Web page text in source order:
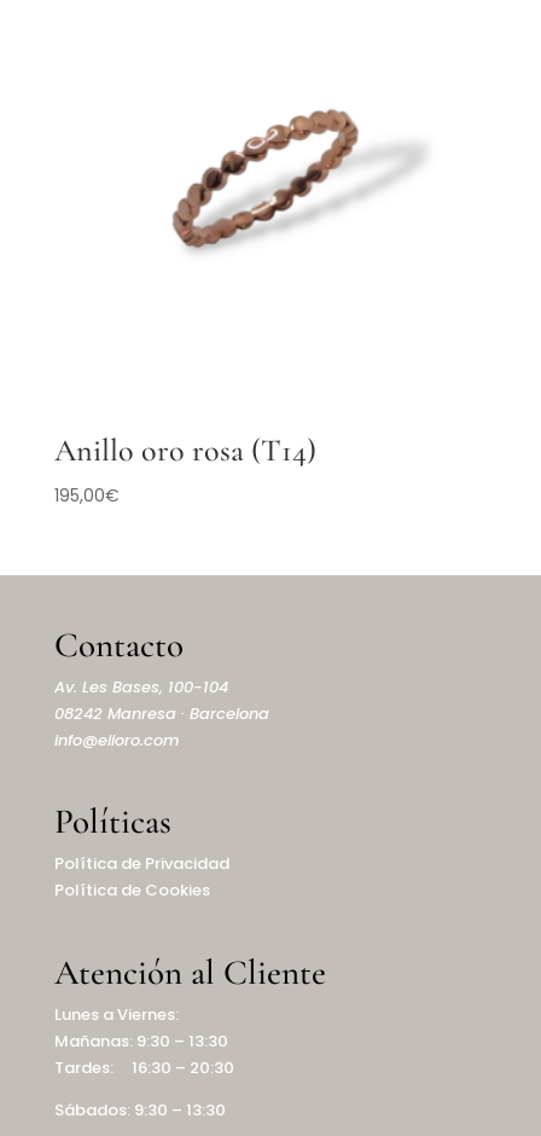
Anillo oro rosa (T14)
195,00€
Contacto
Av. Les Bases, 100-104
08242 Manresa · Barcelona
info@elioro.com
Políticas
Política de Privacidad
Política de Cookies
Atención al Cliente
Lunes a Viernes:
Mañanas: 9:30 – 13:30
Tardes: 16:30 – 20:30
Sábados: 9:30 – 13:30